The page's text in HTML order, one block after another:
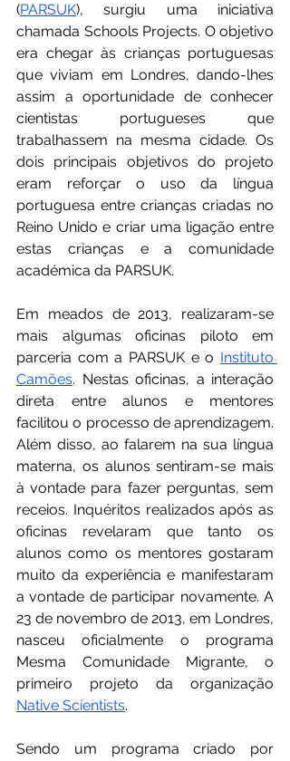
(PARSUK), surgiu uma iniciativa
chamada Schools Projects. O objetivo
era chegar às crianças portuguesas
que viviam em Londres, dando-lhes
assim a oportunidade de conhecer
cientistas portugueses que
trabalhassem na mesma cidade. Os
dois principais objetivos do projeto
eram reforçar o uso da língua
portuguesa entre crianças criadas no
Reino Unido e criar uma ligação entre
estas crianças e a comunidade
académica da PARSUK.
Em meados de 2013, realizaram-se
mais algumas oficinas piloto em
parceria com a PARSUK e o Instituto
Camões. Nestas oficinas, a interação
direta entre alunos e mentores
facilitou o processo de aprendizagem.
Além disso, ao falarem na sua língua
materna, os alunos sentiram-se mais
à vontade para fazer perguntas, sem
receios. Inquéritos realizados após as
oficinas revelaram que tanto os
alunos como os mentores gostaram
muito da experiência e manifestaram
a vontade de participar novamente. A
23 de novembro de 2013, em Londres,
nasceu oficialmente o programa
Mesma Comunidade Migrante, o
Native Scientists.
Sendo um programa criado por